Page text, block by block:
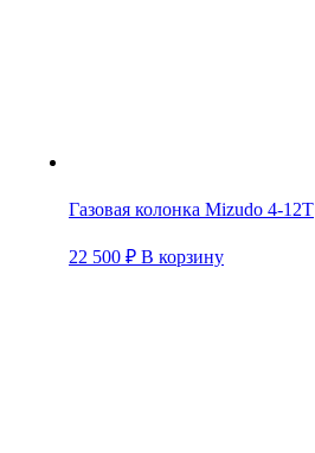
Газовая колонка Mizudo 4-12T
22 500 ₽ В корзину